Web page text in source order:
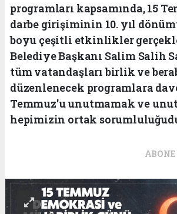
programları kapsamında, 15
darbe girişiminin 10. yıl
boyu çeşitli etkinlikler
Belediye Başkanı Salim Salih
tüm vatandaşları birlik ve
düzenlenecek programlara
Temmuz'u unutmamak ve
hepimizin ortak
ABONE